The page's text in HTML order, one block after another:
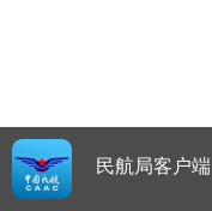
民航局客户端